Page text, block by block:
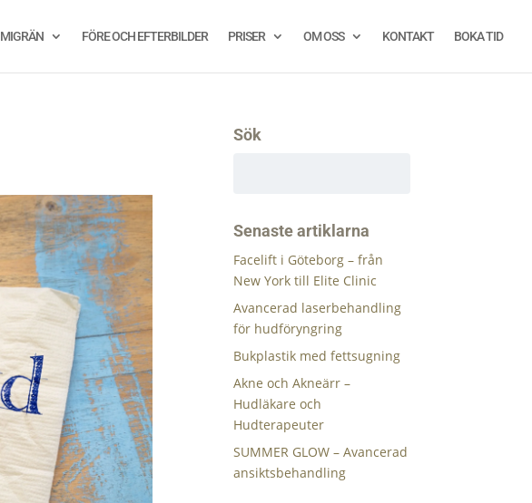
MIGRÄN FÖRE OCH EFTERBILDER PRISER OM OSS KONTAKT BOKA TID
Sök
Senaste artiklarna
Facelift i Göteborg – från
New York till Elite Clinic
Avancerad laserbehandling
för hudföryngring
Bukplastik med fettsugning
Akne och Akneärr –
Hudläkare och
Hudterapeuter
SUMMER GLOW – Avancerad
ansiktsbehandling